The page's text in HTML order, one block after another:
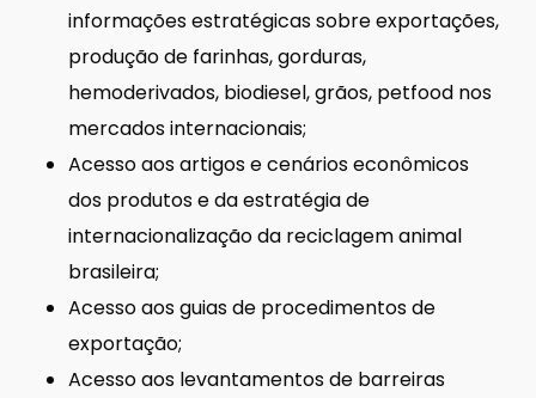
informações estratégicas sobre exportações,
produção de farinhas, gorduras,
hemoderivados, biodiesel, grãos, petfood nos
mercados internacionais;
Acesso aos artigos e cenários econômicos
dos produtos e da estratégia de
internacionalização da reciclagem animal
brasileira;
Acesso aos guias de procedimentos de
exportação;
Acesso aos levantamentos de barreiras